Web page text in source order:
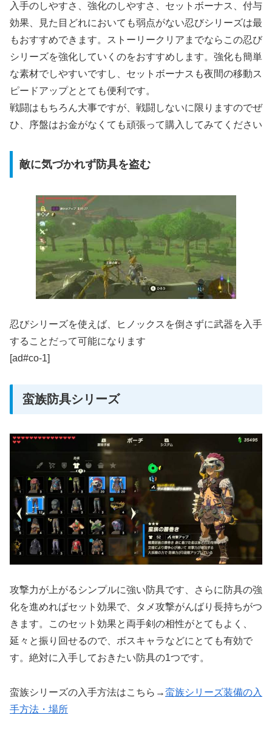
入手のしやすさ、強化のしやすさ、セットボーナス、付与
効果、見た目どれにおいても弱点がない忍びシリーズは最
もおすすめできます。ストーリークリアまでならこの忍び
シリーズを強化していくのをおすすめします。強化も簡単
な素材でしやすいですし、セットボーナスも夜間の移動ス
ピードアップととても便利です。
戦闘はもちろん大事ですが、戦闘しないに限りますのでぜ
ひ、序盤はお金がなくても頑張って購入してみてください
敵に気づかれず防具を盗む
忍びシリーズを使えば、ヒノックスを倒さずに武器を入手
することだって可能になります
[ad#co-1]
蛮族防具シリーズ
攻撃力が上がるシンプルに強い防具です、さらに防具の強
化を進めればセット効果で、タメ攻撃がんばり長持ちがつ
きます。このセット効果と両手剣の相性がとてもよく、
延々と振り回せるので、ボスキャラなどにとても有効で
す。絶対に入手しておきたい防具の1つです。
蛮族シリーズの入手方法はこちら→蛮族シリーズ装備の入
手方法・場所